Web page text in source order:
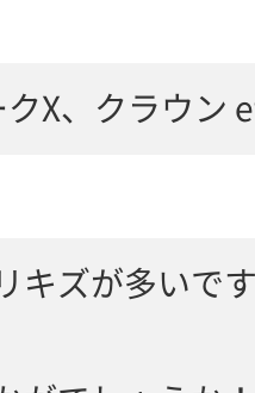
クX、クラウン
キズが多いで